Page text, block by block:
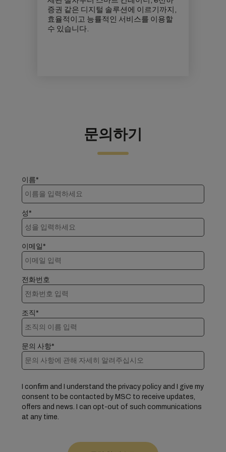
증권 같은 디지털 솔루션에 이르기까지,
효율적이고 능률적인 서비스를 이용할
수 있습니다.
문의하기
이름*
성*
이메일*
전화번호
조직*
문의 사항*
I confirm and I understand the privacy policy and I give my
consent to be contacted by MSC to receive updates,
offers and news. I can opt-out of such communications
at any time.